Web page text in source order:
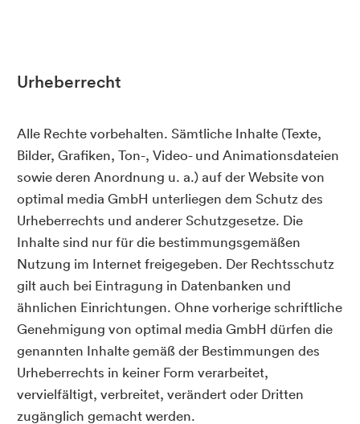
Urheberrecht
Alle Rechte vorbehalten. Sämtliche Inhalte (Texte,
Bilder, Grafiken, Ton-, Video- und Animationsdateien
sowie deren Anordnung u. a.) auf der Website von
optimal media GmbH unterliegen dem Schutz des
Urheberrechts und anderer Schutzgesetze. Die
Inhalte sind nur für die bestimmungsgemäßen
Nutzung im Internet freigegeben. Der Rechtsschutz
gilt auch bei Eintragung in Datenbanken und
ähnlichen Einrichtungen. Ohne vorherige schriftliche
Genehmigung von optimal media GmbH dürfen die
genannten Inhalte gemäß der Bestimmungen des
Urheberrechts in keiner Form verarbeitet,
vervielfältigt, verbreitet, verändert oder Dritten
zugänglich gemacht werden.